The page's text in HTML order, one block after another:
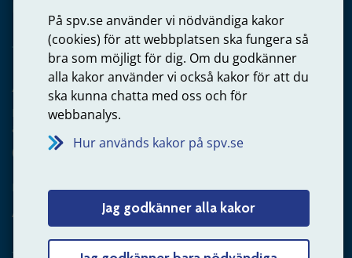
På spv.se använder vi nödvändiga kakor
(cookies) för att webbplatsen ska fungera så
bra som möjligt för dig. Om du godkänner
alla kakor använder vi också kakor för att du
ska kunna chatta med oss och för
webbanalys.
Hur används kakor på spv.se
Jag godkänner alla kakor
Arbetsgivare
Frågor om administration av tjänstepension från statlig
anställning
060-18 75 03
Kontakta oss
Arbetsgivare – skicka mejl till oss